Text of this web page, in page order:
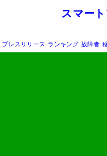
スマー
プレスリリース ランキング 故障者